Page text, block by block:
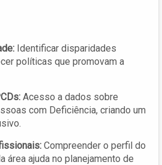
Identificar disparidades
políticas que promovam a
Acesso a dados sobre
com Deficiência, criando um
Compreender o perfil do
área ajuda no planejamento de